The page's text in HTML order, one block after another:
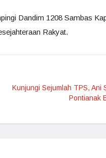
Dandim 1208 Sambas
Rakyat.
Kunjungi Sejumlah TPS, Ani
Pontianak